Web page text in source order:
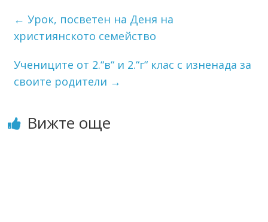
← Урок, посветен на Деня на
християнското семейство
Учениците от 2.“в“ и 2.“г“ клас с изненада за
своите родители →
Вижте още